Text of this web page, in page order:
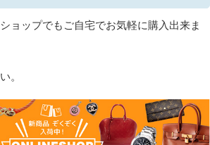
ョップでもご自宅でお気軽に購入出来ま
。